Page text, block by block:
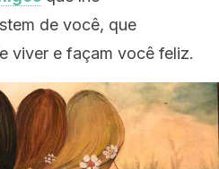
de você, que
viver e façam você feliz.